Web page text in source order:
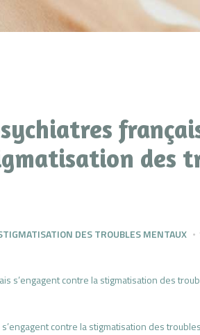
des
DES TROUBLES MENTAUX
contre la stigmatisation des